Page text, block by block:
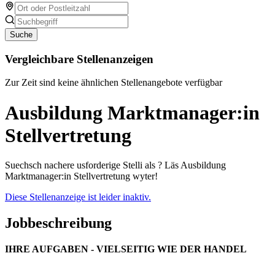
Suche
Vergleichbare Stellenanzeigen
Zur Zeit sind keine ähnlichen Stellenangebote verfügbar
Ausbildung Marktmanager:in
Stellvertretung
Suechsch nachere usforderige Stelli als ? Läs Ausbildung
Marktmanager:in Stellvertretung wyter!
Diese Stellenanzeige ist leider inaktiv.
Jobbeschreibung
IHRE AUFGABEN - VIELSEITIG WIE DER HANDEL